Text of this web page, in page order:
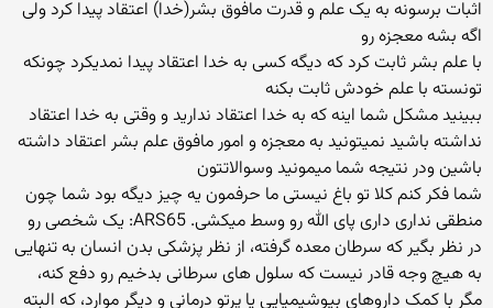
اثبات برسونه به یک علم و قدرت مافوق بشر(خدا) اعتقاد پیدا کرد ولی
اگه بشه معجزه رو
با علم بشر ثابت کرد که دیگه کسی به خدا اعتقاد پیدا نمدیکرد چونکه
تونسته با علم خودش ثابت بکنه
ببینید مشکل شما اینه که به خدا اعتقاد ندارید و وقتی به خدا اعتقاد
نداشته باشید نمیتونید به معجزه و امور مافوق علم بشر اعتقاد داشته
باشین ودر نتیجه شما میمونید وسوالاتتون
شما فكر كنم كلا تو باغ نیستی ما حرفمون یه چیز دیگه بود شما چون
منطقی نداری داری پای الله رو وسط میكشی. ARS65: یک شخصی رو
در نظر بگیر که سرطان معده گرفته، از نظر پزشکی بدن انسان به تنهایی
به هیچ وجه قادر نیست که سلول های سرطانی بدخیم رو دفع کنه،
مگر با کمک داروهای بیوشیمیایی یا پرتو درمانی و دیگر موارد، که البته